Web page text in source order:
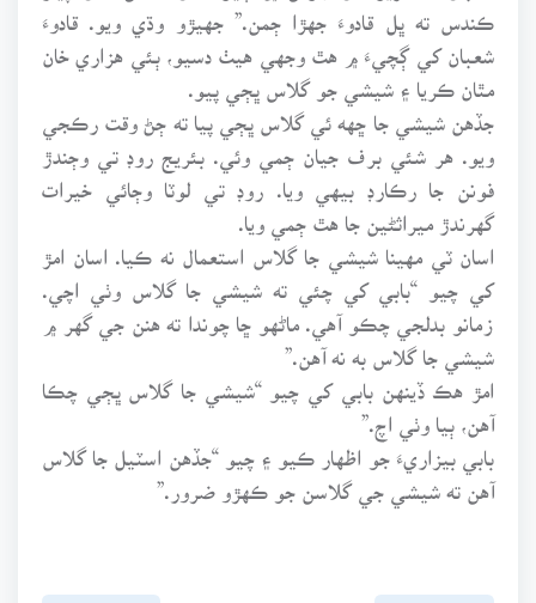
ڪندس ته ڀل قادوءَ جهڙا ڄمن.” جهيڙو وڌي ويو. قادوءَ
شعبان کي ڳچيءَ ۾ هٿ وجهي هيٺ دسيو، ٻئي هزاري خان
مٿان ڪريا ۽ شيشي جو گلاس ڀڄي پيو.
جڏهن شيشي جا ڇهه ئي گلاس ڀڄي پيا ته ڄڻ وقت رڪجي
ويو. هر شئي برف جيان ڄمي وئي. بئريج روڊ تي وڄندڙ
فونن جا رڪارڊ بيهي ويا. روڊ تي لوٽا وڄائي خيرات
گهرندڙ ميراثڻين جا هٿ ڄمي ويا.
اسان ٽي مهينا شيشي جا گلاس استعمال نه ڪيا. اسان امڙ
کي چيو “بابي کي چئي ته شيشي جا گلاس وٺي اچي.
زمانو بدلجي چڪو آهي. ماڻهو ڇا چوندا ته هنن جي گهر ۾
شيشي جا گلاس به نه آهن.”
امڙ هڪ ڏينهن بابي کي چيو “شيشي جا گلاس ڀڄي چڪا
آهن، ٻيا وٺي اچ.”
بابي بيزاريءَ جو اظهار ڪيو ۽ چيو “جڏهن اسٽيل جا گلاس
آهن ته شيشي جي گلاسن جو ڪهڙو ضرور.”